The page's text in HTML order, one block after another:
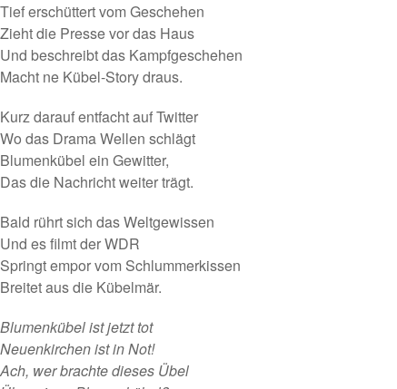
Tief erschüttert vom Geschehen
Zieht die Presse vor das Haus
Und beschreibt das Kampfgeschehen
Macht ne Kübel-Story draus.
Kurz darauf entfacht auf Twitter
Wo das Drama Wellen schlägt
Blumenkübel ein Gewitter,
Das die Nachricht weiter trägt.
Bald rührt sich das Weltgewissen
Und es filmt der WDR
Springt empor vom Schlummerkissen
Breitet aus die Kübelmär.
Blumenkübel ist jetzt tot
Neuenkirchen ist in Not!
Ach, wer brachte dieses Übel